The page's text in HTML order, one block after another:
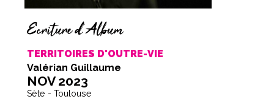
Écriture d'Album
TERRITOIRES D'OUTRE-VIE
Valérian Guillaume
NOV 2023
Sète - Toulouse